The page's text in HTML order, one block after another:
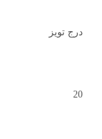
درج تویز
20